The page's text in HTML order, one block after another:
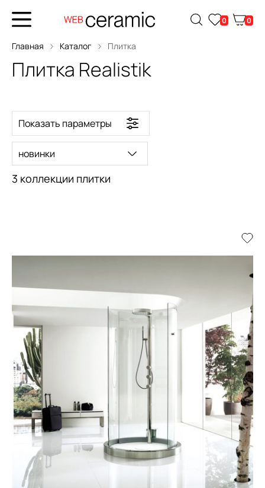
0 0
Главная Каталог Плитка
Плитка Realistik
Показать параметры
3 коллекции плитки
новинки